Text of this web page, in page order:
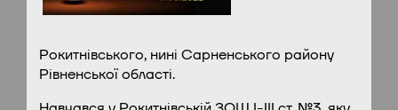
Рокитнівського, нині Сарненського району
Рівненської області.